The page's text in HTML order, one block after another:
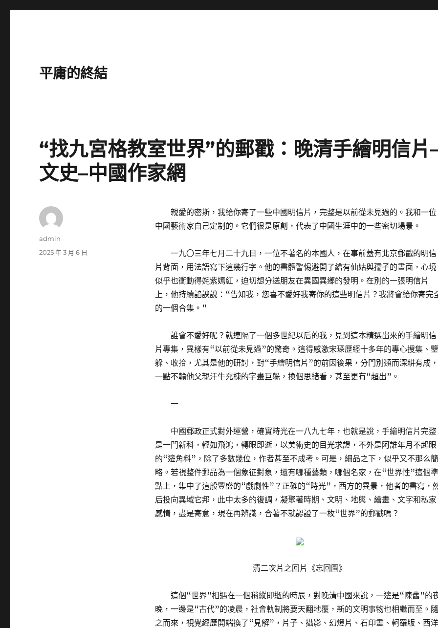
平庸的終結
“找九宮格教室世界”的郵戳：晚清手繪明信片
文史–中國作家網
親愛的密斯，我給你寄了一些中國明信片，完整是以前從未見過的。我和一位
中國藝術家自己定制的。它們很是原創，代表了中國生涯中的一些密切場景。
一九〇三年七月二十九日，一位不著名的本國人，在事前蓋有北京郵戳的明信
片背面，用法語寫下這幾行字。他的書體警惕避開了繪有仙姑與孺子的畫面，心境
似乎也衝動得姹紫嫣紅，迫切想分送朋友在異國異鄉的發明。在別的一張明信片
上，他持續諂諛說：“告知我，您喜不愛好我寄你的這些明信片？我將會給你寄完
的一個合集。”
誰會不愛好呢？就連隔了一個多世紀以后的我，見到這本精選岀來的手繪明信
片專集，異樣有“以前從未見過”的驚奇。這得感激宋琛歷經十多年的專心搜集、鑒
躲、收拾，尤其是他的研討，對“手繪明信片”的前因後果，分門別類而深耕有成，
一點不輸他父親汗牛充棟的字畫巨躲，換個思緒看，甚至更有“超出”。
一
中國郵政正式對外運營，確實時光在一八九七年，也就是說，手繪明信片完整
是一門新科，輕如飛鴻，轉眼即逝，以美術史的目光求證，不外是阿誰年月不起眼
的“邊角料”，除了多數幾位，作者甚至不成考。可是，細品之下，似乎又不那么簡
略。若視整件郵品為一個象征對象，還有哪種藝類，哪個名家，在“世界性”這個準
點上，集中了這般豐盛的“戲劇性”？正確的“時光”，西方的異景，他者的書寫，
后投向異域它邦，此中太多的復調，凝聚著時期、文明、地輿、繪畫、文字和私家
感情，盡是寄意，現在再辨識，合著不就認證了一枚“世界”的郵戳嗎？
清二次片之回片《忘回圖》
這個“世界”相遇在一個稍縱即逝的時辰，對晚清中國來說，一邊是“陳舊”的
晚，一邊是“古代”的凌晨，社會軌制將要天翻地覆，新的文明事物也相繼而至。隨
之而來，視覺經歷開端換了“見解”，片子、攝影、幻燈片、石印畫、軻羅版、西洋
作
admin
發
2025 年 3 月 6 日